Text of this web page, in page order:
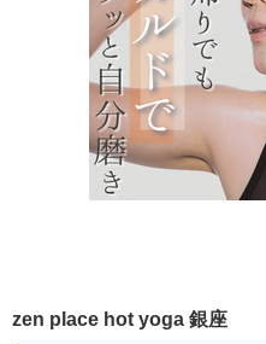
zen place hot yoga 銀座